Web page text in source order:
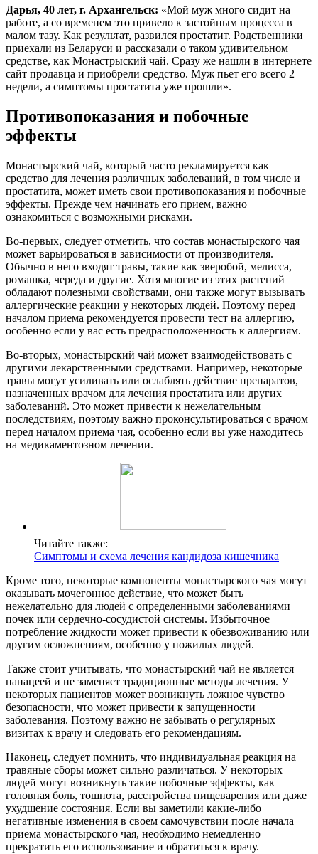
Дарья, 40 лет, г. Архангельск: «Мой муж много сидит на
работе, а со временем это привело к застойным процесса в
малом тазу. Как результат, развился простатит. Родственники
приехали из Беларуси и рассказали о таком удивительном
средстве, как Монастрыский чай. Сразу же нашли в интернете
сайт продавца и приобрели средство. Муж пьет его всего 2
недели, а симптомы простатита уже прошли».
Противопоказания и побочные
эффекты
Монастырский чай, который часто рекламируется как
средство для лечения различных заболеваний, в том числе и
простатита, может иметь свои противопоказания и побочные
эффекты. Прежде чем начинать его прием, важно
ознакомиться с возможными рисками.
Во-первых, следует отметить, что состав монастырского чая
может варьироваться в зависимости от производителя.
Обычно в него входят травы, такие как зверобой, мелисса,
ромашка, череда и другие. Хотя многие из этих растений
обладают полезными свойствами, они также могут вызывать
аллергические реакции у некоторых людей. Поэтому перед
началом приема рекомендуется провести тест на аллергию,
особенно если у вас есть предрасположенность к аллергиям.
Во-вторых, монастырский чай может взаимодействовать с
другими лекарственными средствами. Например, некоторые
травы могут усиливать или ослаблять действие препаратов,
назначенных врачом для лечения простатита или других
заболеваний. Это может привести к нежелательным
последствиям, поэтому важно проконсультироваться с врачом
перед началом приема чая, особенно если вы уже находитесь
на медикаментозном лечении.
Читайте также:
Симптомы и схема лечения кандидоза кишечника
Кроме того, некоторые компоненты монастырского чая могут
оказывать мочегонное действие, что может быть
нежелательно для людей с определенными заболеваниями
почек или сердечно-сосудистой системы. Избыточное
потребление жидкости может привести к обезвоживанию или
другим осложнениям, особенно у пожилых людей.
Также стоит учитывать, что монастырский чай не является
панацеей и не заменяет традиционные методы лечения. У
некоторых пациентов может возникнуть ложное чувство
безопасности, что может привести к запущенности
заболевания. Поэтому важно не забывать о регулярных
визитах к врачу и следовать его рекомендациям.
Наконец, следует помнить, что индивидуальная реакция на
травяные сборы может сильно различаться. У некоторых
людей могут возникнуть такие побочные эффекты, как
головная боль, тошнота, расстройства пищеварения или даже
ухудшение состояния. Если вы заметили какие-либо
негативные изменения в своем самочувствии после начала
приема монастырского чая, необходимо немедленно
прекратить его использование и обратиться к врачу.